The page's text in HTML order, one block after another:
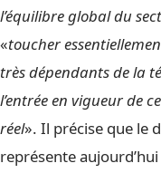
l’équilibre global du
«toucher
très dépendants de la
l’entrée en vigueur de
réel». Il précise que le
représente